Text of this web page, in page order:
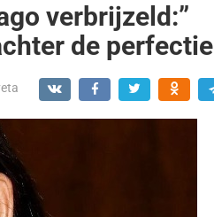
verbrijzeld:”
de perfectie